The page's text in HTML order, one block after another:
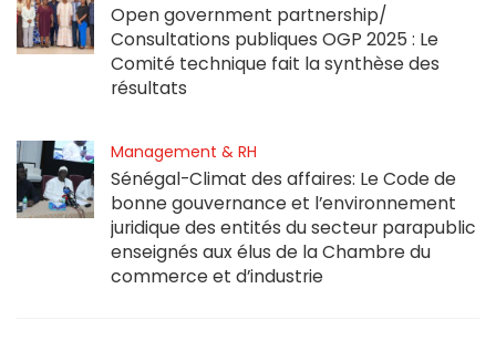
Open government partnership/
Consultations publiques OGP 2025 : Le
Comité technique fait la synthèse des
résultats
Management & RH
Sénégal-Climat des affaires: Le Code de
bonne gouvernance et l’environnement
juridique des entités du secteur parapublic
enseignés aux élus de la Chambre du
commerce et d’industrie